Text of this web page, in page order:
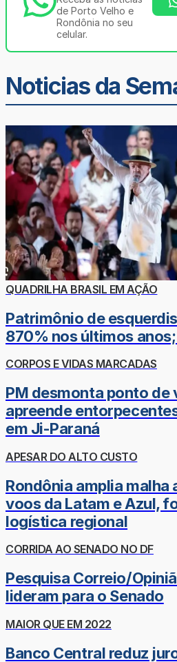
de Porto Velho e
Rondônia no seu
celular.
Noticias da
QUADRILHA BRASIL EM AÇÃO
Patrimônio de
870% nos últimos
CORPOS E VIDAS MARCADAS
PM desmonta ponto de
apreende
em Ji-Paraná
APESAR DO ALTO CUSTO
Rondônia amplia malha
voos da Latam e Azul,
logística regional
CORRIDA AO SENADO NO DF
Pesquisa Correio/
lideram para o Senado
MAIOR QUE EM 2022
Banco Central reduz